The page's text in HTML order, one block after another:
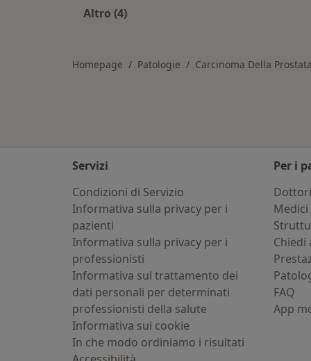
Altro (4)
Homepage Patologie Carcinoma Della Prostata
Servizi
Condizioni di Servizio
Informativa sulla privacy per i
pazienti
Informativa sulla privacy per i
professionisti
Informativa sul trattamento dei
dati personali per determinati
professionisti della salute
Informativa sui cookie
In che modo ordiniamo i risultati
Per i
Dottori
Medici
Chiedi
FAQ
App